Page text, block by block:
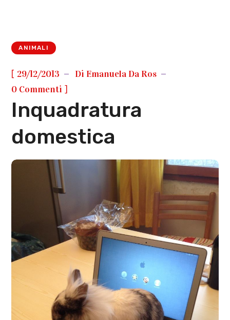
ANIMALI
[ 29/12/2013 DiEmanuela Da Ros
0 Commenti ]
Inquadratura
domestica